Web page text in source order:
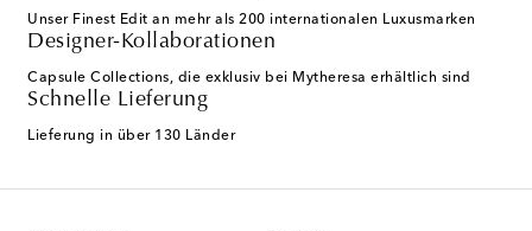
Unser Finest Edit an mehr als 200 internationalen Luxusmarken
Designer-Kollaborationen
Capsule Collections, die exklusiv bei Mytheresa erhältlich sind
Schnelle Lieferung
Lieferung in über 130 Länder